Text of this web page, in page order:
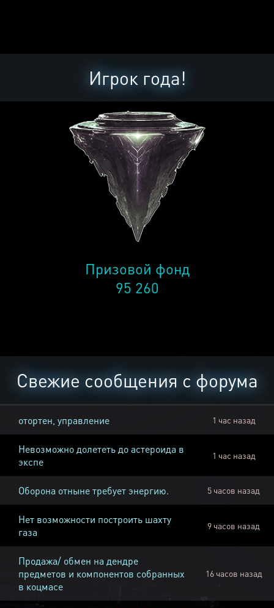
Игрок года!
Призовой фонд
95 260
Свежие сообщения с форума
отортен, управление 1 час назад
Невозможно долететь до астероида в
экспе
1 час назад
Оборона отныне требует энергию. 5 часов назад
Нет возможности построить шахту
газа
9 часов назад
Продажа/ обмен на дендре
предметов и компонентов собранных
в коцмасе
16 часов назад